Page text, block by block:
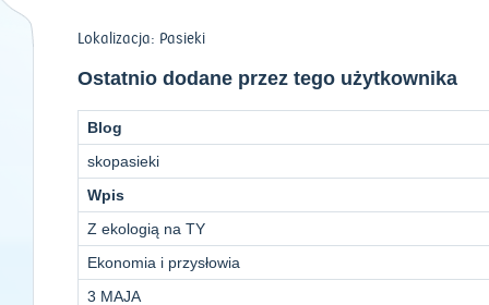
Lokalizacja: Pasieki
Ostatnio dodane przez tego użytkownika
Blog
skopasieki
Wpis
Z ekologią na TY
Ekonomia i przysłowia
3 MAJA